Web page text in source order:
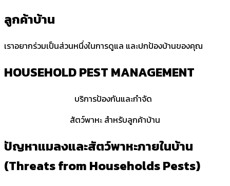
ลูกค้าบ้าน
เราอยากร่วมเป็นส่วนหนึ่งในการดูแล และปกป้องบ้านของคุณ
HOUSEHOLD PEST MANAGEMENT
บริการป้องกันและกำจัด
สัตว์พาหะ สำหรับลูกค้าบ้าน
ปัญหาแมลงและสัตว์พาหะภายในบ้าน
(Threats from Households Pests)